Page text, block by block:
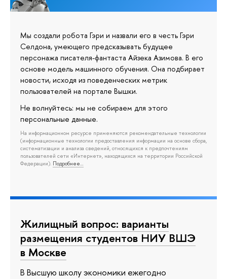
Мы создали робота Гэри и назвали его в честь Гэри
Селдона, умеющего предсказывать будущее
персонажа писателя-фантаста Айзека Азимова. В его
основе модель машинного обучения. Она подбирает
новости, исходя из поведенческих метрик
пользователей на портале Вышки.
Не волнуйтесь: мы не собираем для этого
персональные данные.
На информационном ресурсе применяются рекомендательные технологии
(информационные технологии предоставления информации на основе сбора,
систематизации и анализа сведений, относящихся к предпочтениям
пользователей сети «Интернет», находящихся на территории Российской
Федерации). Подробнее…
Жилищный вопрос: варианты
размещения студентов НИУ ВШЭ
в Москве
В Высшую школу экономики ежегодно